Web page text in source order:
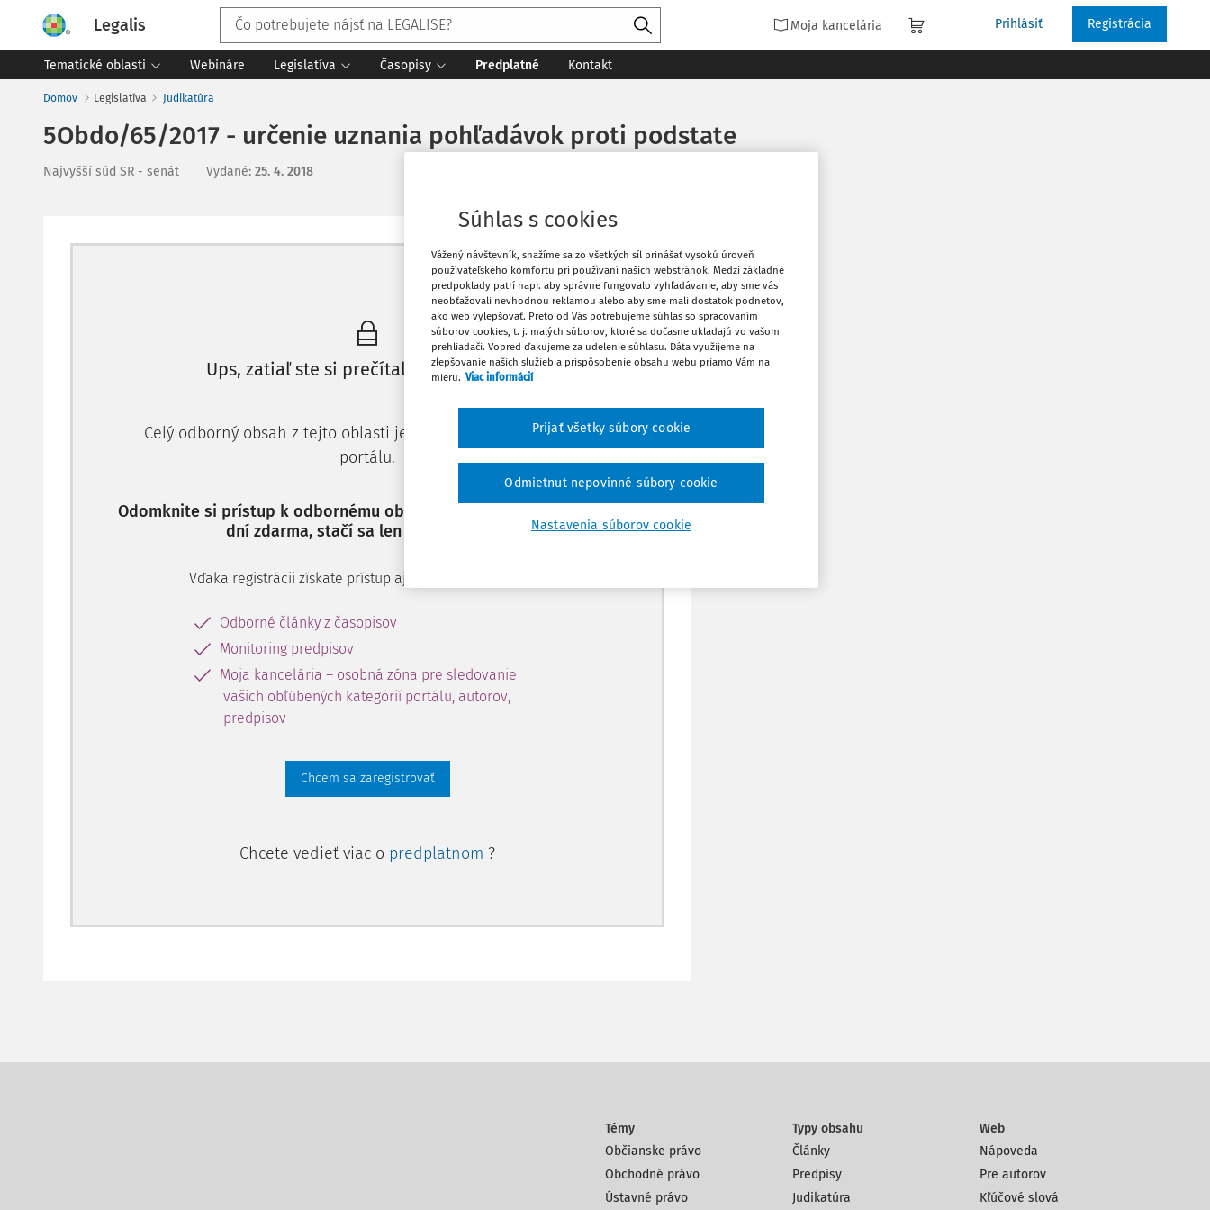
Legalis Moja kancelária Prihlásiť Registrácia
Tematické oblasti Webináre Legislatíva Časopisy Predplatné Kontakt
Domov Legislatíva Judikatúra
5Obdo/65/2017 - určenie uznania pohľadávok proti podstate
Najvyšší súd SR - senát Vydané: 25. 4. 2018
Máte predplatné? Prihláste sa
Ups, zatiaľ ste si prečítali len začiatok...
Celý odborný obsah z tejto oblasti je dostupný predplatiteľom
portálu.
Odomknite si prístup k odbornému obsahu a získajte prístup na 10
dní zdarma, stačí sa len zaregistrovať.
Vďaka registrácii získate prístup aj k vybranému obsahu:
Odborné články z časopisov
Monitoring predpisov
Moja kancelária – osobná zóna pre sledovanie
vašich obľúbených kategórií portálu, autorov,
predpisov
Chcem sa zaregistrovať
Chcete vedieť viac o predplatnom ?
Vytlačiť
Obľúbené
Stiahnuť
Témy
Občianske právo
Obchodné právo
Ústavné právo
Typy obsahu
Články
Predpisy
Judikatúra
Web
Nápoveda
Pre autorov
Kľúčové slová
Súhlas s cookies
Vážený návštevník, snažíme sa zo všetkých síl prinášať vysokú úroveň
používateľského komfortu pri používaní našich webstránok. Medzi základné
predpoklady patrí napr. aby správne fungovalo vyhľadávanie, aby sme vás
neobťažovali nevhodnou reklamou alebo aby sme mali dostatok podnetov,
ako web vylepšovať. Preto od Vás potrebujeme súhlas so spracovaním
súborov cookies, t. j. malých súborov, ktoré sa dočasne ukladajú vo vašom
prehliadači. Vopred ďakujeme za udelenie súhlasu. Dáta využijeme na
zlepšovanie našich služieb a prispôsobenie obsahu webu priamo Vám na
mieru. Viac informácií
Nastavenia súborov cookie
Odmietnut nepovinné súbory cookie
Prijať všetky súbory cookie